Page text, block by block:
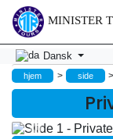
MINISTER
Dansk
hjem > side >